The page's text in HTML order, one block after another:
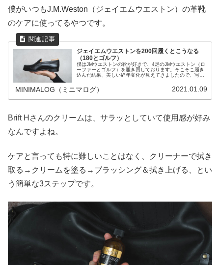
僕がいつもJ.M.Weston（ジェイエムウエストン）の革靴
のケアに使ってるやつです。
ジェイエムウエストンを200回履くとこうなる
（180とゴルフ）
僕はJMウエストンの靴が好きで、4足のJMウエストン（ロ
ーファーとゴルフ）を履き回しております。そこそこ履き
込んだ結果、美しい経年変化が見えてきましたので、写真
詳細のレビューとなってます。
MINIMALOG（ミニマログ） 2021.01.09
Brift Hさんのクリームは、サラッとしていて使用感が好み
なんですよね。
ケアと言っても特に難しいことはなく、クリーナーで拭き
取る→クリームを塗る→ブラッシング＆拭き上げる、とい
う簡単な3ステップです。